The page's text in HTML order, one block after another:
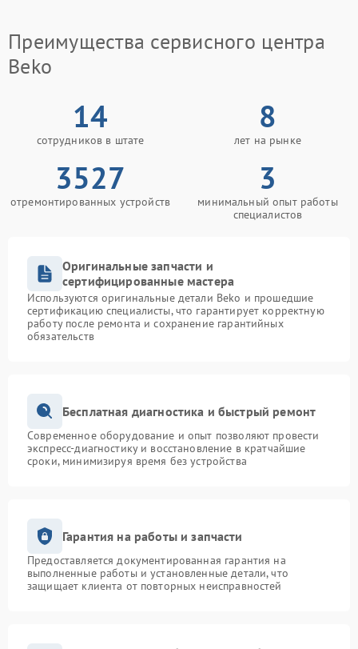
Преимущества сервисного центра
Beko
14
сотрудников в штате
8
лет на рынке
3527
отремонтированных устройств
3
минимальный опыт работы
специалистов
Оригинальные запчасти и
сертифицированные мастера
Используются оригинальные детали Beko и прошедшие
сертификацию специалисты, что гарантирует корректную
работу после ремонта и сохранение гарантийных
обязательств
Бесплатная диагностика и быстрый ремонт
Современное оборудование и опыт позволяют провести
экспресс-диагностику и восстановление в кратчайшие
сроки, минимизируя время без устройства
Гарантия на работы и запчасти
Предоставляется документированная гарантия на
выполненные работы и установленные детали, что
защищает клиента от повторных неисправностей